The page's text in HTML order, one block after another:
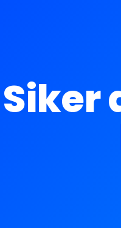
Siker